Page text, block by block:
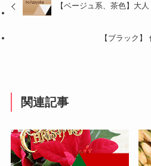
【ベージュ系、茶色】大
【ブラック
関連記事